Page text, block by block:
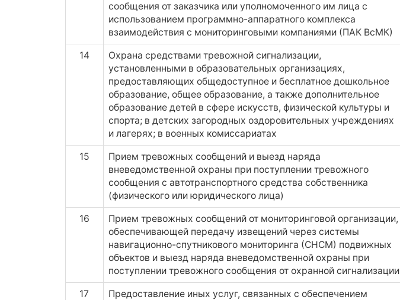
сообщения от заказчика или уполномоченного им лица с
использованием программно-аппаратного комплекса
взаимодействия с мониторинговыми компаниями (ПАК ВсМК)
14
Охрана средствами тревожной сигнализации,
установленными в образовательных организациях,
предоставляющих общедоступное и бесплатное дошкольное
образование, общее образование, а также дополнительное
образование детей в сфере искусств, физической культуры и
спорта; в детских загородных оздоровительных учреждениях
и лагерях; в военных комиссариатах
15
Прием тревожных сообщений и выезд наряда
вневедомственной охраны при поступлении тревожного
сообщения с автотранспортного средства собственника
(физического или юридического лица)
16
Прием тревожных сообщений от мониторинговой организации,
обеспечивающей передачу извещений через системы
навигационно-спутникового мониторинга (СНСМ) подвижных
объектов и выезд наряда вневедомственной охраны при
поступлении тревожного сообщения от охранной сигнализации
17
Предоставление иных услуг, связанных с обеспечением